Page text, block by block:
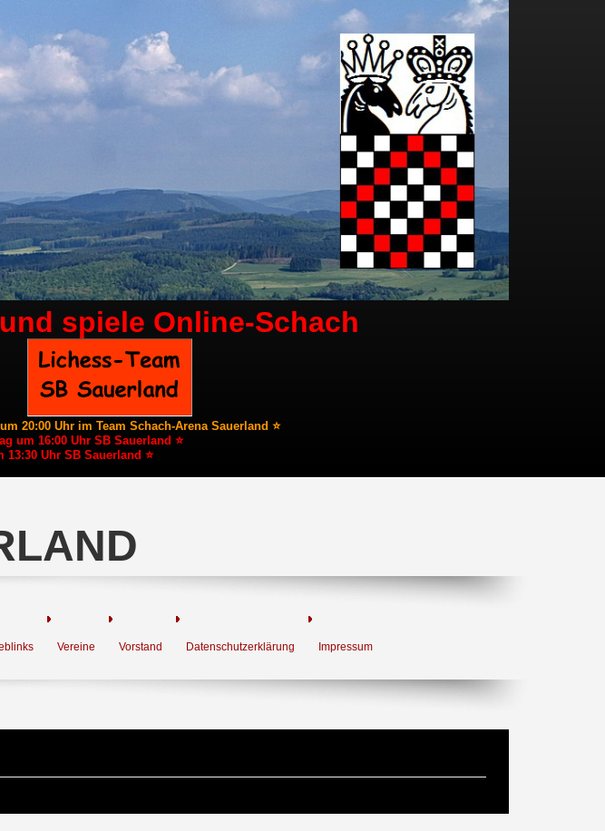
und spiele Online-Schach
20:00 Uhr im Team Schach-Arena Sauerland ⭐
um 16:00 Uhr SB Sauerland ⭐
Uhr SB Sauerland ⭐
Vereine Vorstand Datenschutzerklärung Impressum